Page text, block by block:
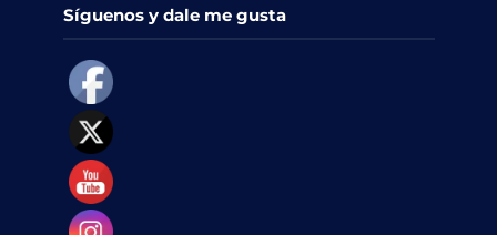
Síguenos y dale me gusta